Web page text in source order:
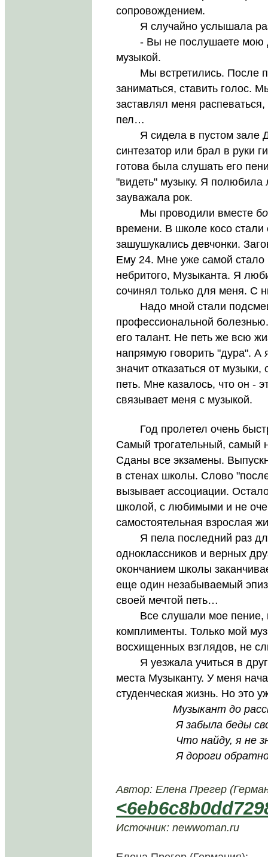
сопровождением.
Я случайно услышала
- Вы не послушаете мою
музыкой.
Мы встретились. После
заниматься, ставить голос.
заставлял меня
пел…
Я сидела в пустом зале
синтезатор или брал в руки
готова была слушать его
"видеть" музыку. Я полюбила
зауважала рок.
Мы проводили вместе бо
времени. В школе косо стали
зашушукались девчонки.
Ему 24. Мне уже самой стало
небритого, Музыканта. Я
сочинял только для меня. С
Надо мной стали
профессиональной
его талант. Не петь же всю
напрямую говорить "дура". А
значит отказаться от
петь. Мне казалось, что он -
связывает меня с музыкой.
Год пролетел очень
Самый трогательный, самый
Сданы все экзамены.
в стенах школы. Слово
вызывает ассоциации.
школой, с любимыми и не
самостоятельная взрослая
Я пела последний раз для
одноклассников и верных
окончанием школы
еще один незабываемый
своей мечтой петь…
Все слушали мое пение,
комплименты. Только мой
восхищенных взглядов, не
Я уезжала учиться в
места Музыканту. У меня
студенческая жизнь. Но это
Музыкант до
Я забыла беды
Что найду, я не
Я дороги обратной
Автор: Елена Прегер
Источник: newwoman.ru